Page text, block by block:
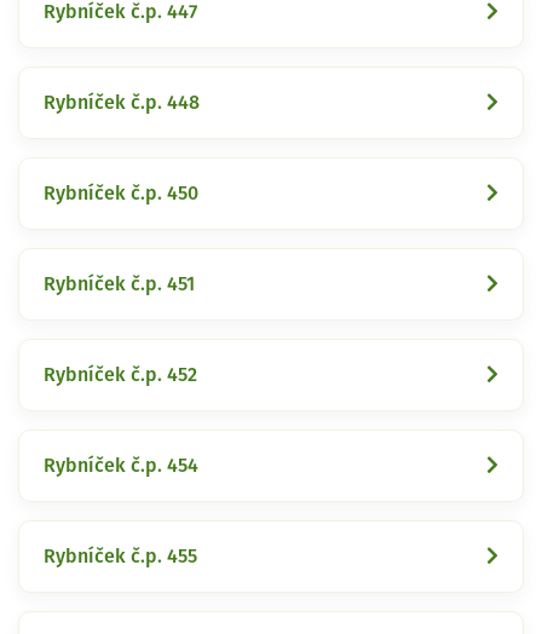
Rybníček č.p. 447
Rybníček č.p. 448
Rybníček č.p. 450
Rybníček č.p. 451
Rybníček č.p. 452
Rybníček č.p. 454
Rybníček č.p. 455